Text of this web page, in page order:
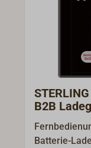
B2B
Batterie-